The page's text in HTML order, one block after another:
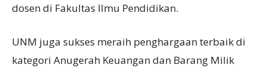
dosen di Fakultas Ilmu Pendidikan.
UNM juga sukses meraih penghargaan terbaik di
kategori Anugerah Keuangan dan Barang Milik